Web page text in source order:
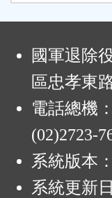
國軍退除
區忠孝東
電話總機
(02)2723-
系統版本：
系統更新